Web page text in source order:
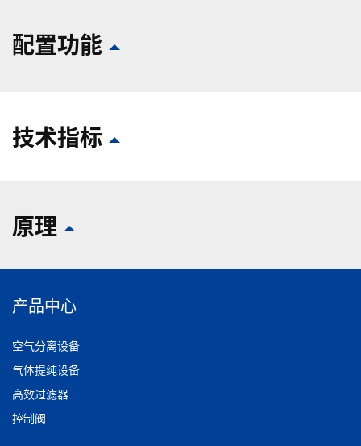
配置功能
技术指标
原理
产品中心
空气分离设备
气体提纯设备
高效过滤器
控制阀